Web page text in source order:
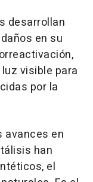
desarrollan
en su
visible para
por la
avances en
han
el